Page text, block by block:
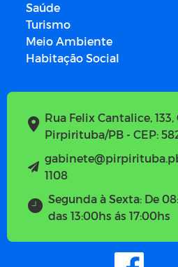
Saúde
Turismo
Meio Ambiente
Habitação Social
Rua Felix Cantalice,
Pirpirituba/PB - CEP:
1108
Segunda à Sexta: De
das 13:00hs ás 17:00hs